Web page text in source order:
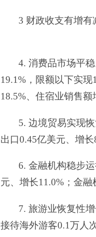
3 财政收支有增
4.消费品市场平
19.1% ，限额以下实现
18.5%、住宿业销售额
5.边境贸易实现
出口0.45亿美元、增长
6.金融机构稳步运
元、增长11.0% ；金
7.旅游业恢复性
接待海外游客0.1万人